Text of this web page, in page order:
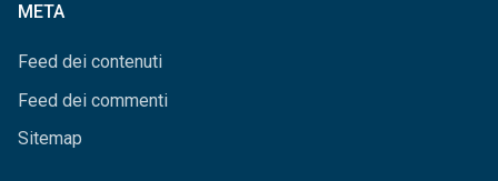
META
Feed dei contenuti
Feed dei commenti
Sitemap